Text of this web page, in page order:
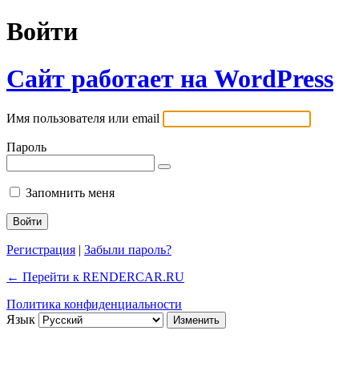
Войти
Сайт работает на WordPress
Имя пользователя или email
Пароль
Запомнить меня
Регистрация | Забыли пароль?
← Перейти к RENDERCAR.RU
Политика конфиденциальности
Язык